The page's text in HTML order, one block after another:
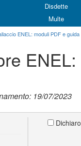
Disdette
Multe
ENEL: moduli PDF e guida
19/07/2023